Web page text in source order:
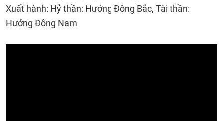
Xuất hành: Hỷ thần: Hướng Đông Bắc, Tài thần:
Hướng Đông Nam